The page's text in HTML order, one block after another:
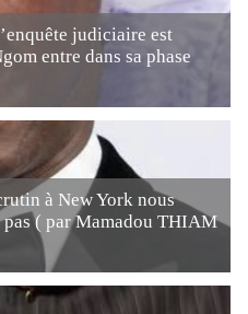
judiciaire est
entre dans sa phase
à New York nous
( par Mamadou THIAM